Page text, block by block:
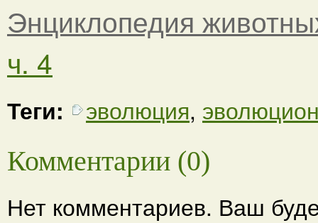
Энциклопедия
ч. 4
Теги: эволюция,
Комментарии (0)
Нет комментариев. Ваш